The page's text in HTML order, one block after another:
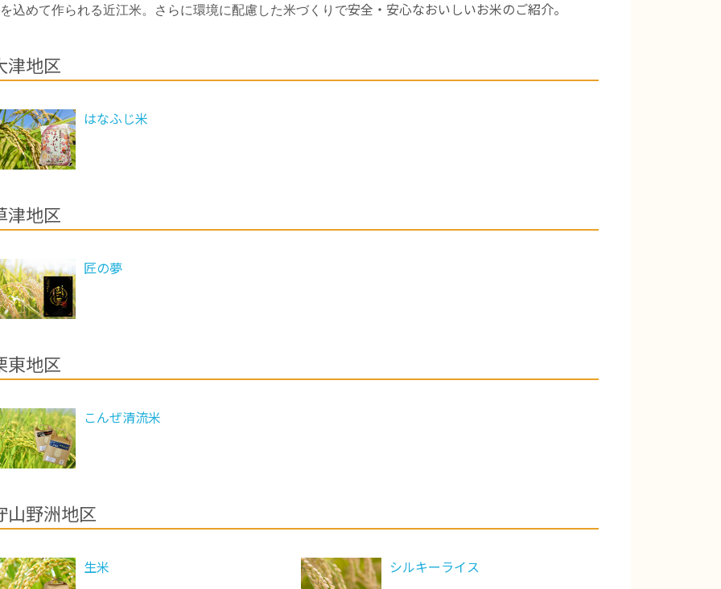
込めて作られる近江米。さらに環境に配慮した米づくりで安全・安心なおいしいお米のご紹介。
津地区
はなふじ米
津地区
匠の夢
東地区
こんぜ清流米
山野洲地区
生米 シルキーライス